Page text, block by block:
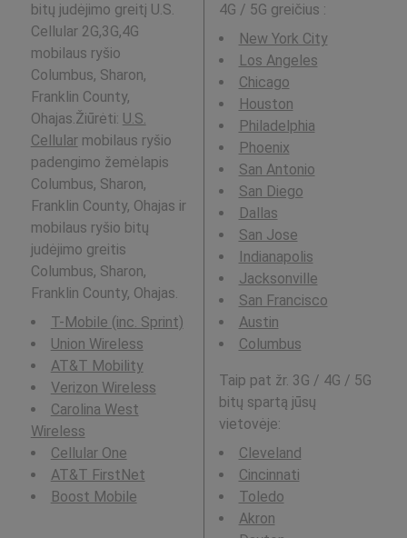
bitų judėjimo greitį U.S.
Cellular 2G,3G,4G
mobilaus ryšio
Columbus, Sharon,
Franklin County,
Ohajas.Žiūrėti: U.S.
Cellularmobilaus ryšio
padengimo žemėlapis
Columbus, Sharon,
Franklin County, Ohajas ir
mobilaus ryšio bitų
judėjimo greitis
Columbus, Sharon,
Franklin County, Ohajas.
T-Mobile (inc. Sprint)
Union Wireless
AT&T Mobility
Verizon Wireless
Carolina West
Wireless
Cellular One
AT&T FirstNet
Boost Mobile
4G / 5G greičius :
New York City
Los Angeles
Chicago
Houston
Philadelphia
Phoenix
San Antonio
San Diego
Dallas
San Jose
Indianapolis
Jacksonville
San Francisco
Austin
Columbus
Taip pat žr. 3G / 4G / 5G
bitų spartą jūsų
vietovėje:
Cleveland
Cincinnati
Toledo
Akron